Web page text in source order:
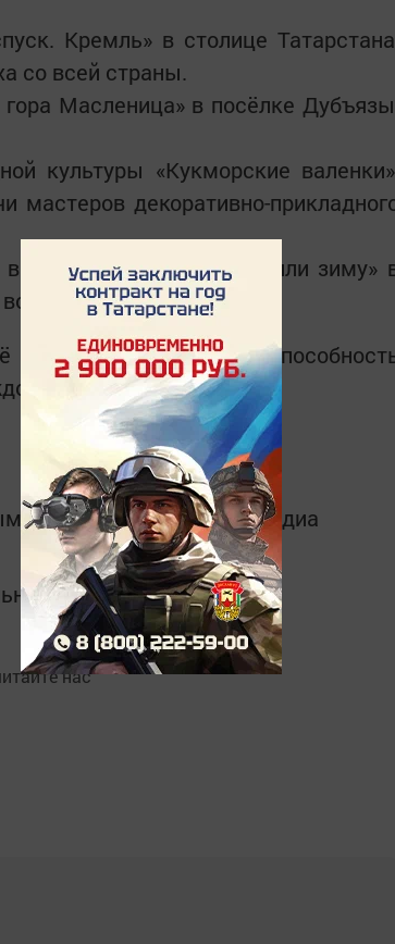
Кремль» в столице
со всей страны.
Масленица» в посёлке
культуры «Кукморские
декоративно-
городе Тетюши проводили зиму»
подтвердила свою
участнику.
вTelegram-каналеТатмедиа
мессенджере MАХ:
нас